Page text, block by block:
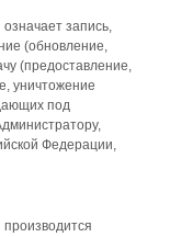
запись,
(обновление,
(предоставление,
уничтожение
под
Федерации,